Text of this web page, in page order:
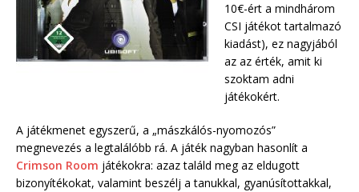
10€-ért a mindhárom
CSI játékot tartalmazó
kiadást), ez nagyjából
az az érték, amit ki
szoktam adni
játékokért.
A játékmenet egyszerű, a „mászkálós-nyomozós”
megnevezés a legtalálóbb rá. A játék nagyban hasonlít a
Crimson Room játékokra: azaz találd meg az eldugott
bizonyítékokat, valamint beszélj a tanukkal, gyanúsítottakkal,